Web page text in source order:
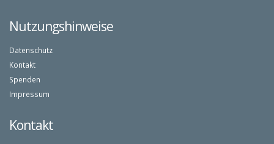
Nutzungshinweise
Datenschutz
Kontakt
Spenden
Impressum
Kontakt